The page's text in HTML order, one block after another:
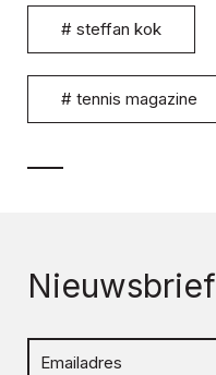
# steffan kok
# tennis magazine
Nieuwsbrief